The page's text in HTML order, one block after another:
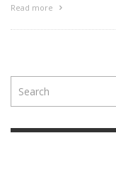
Read more